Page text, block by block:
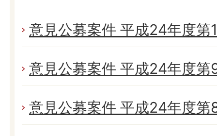
意見公募案件 平成24年度第
意見公募案件 平成24年度第
意見公募案件 平成24年度第